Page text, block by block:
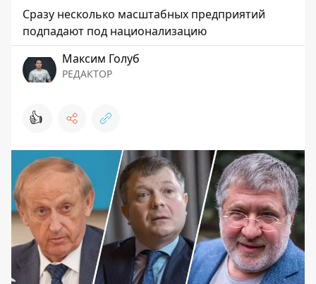
Сразу несколько масштабных предприятий
подпадают под национализацию
Максим Голуб
РЕДАКТОР
👍